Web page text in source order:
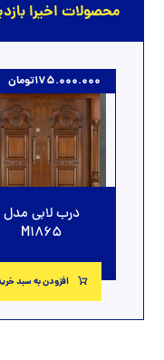
محصولات اخیرا
درب لابی مدل
M1865
175.000.000تومان
افزودن به سبد